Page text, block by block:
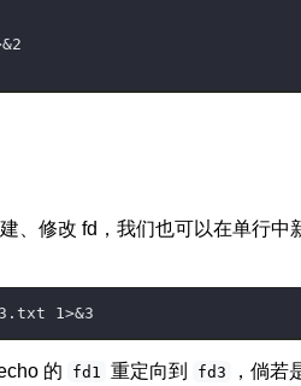
、修改 fd，我们也可以在单行中
的 fd1 重定向到 fd3 ，倘若